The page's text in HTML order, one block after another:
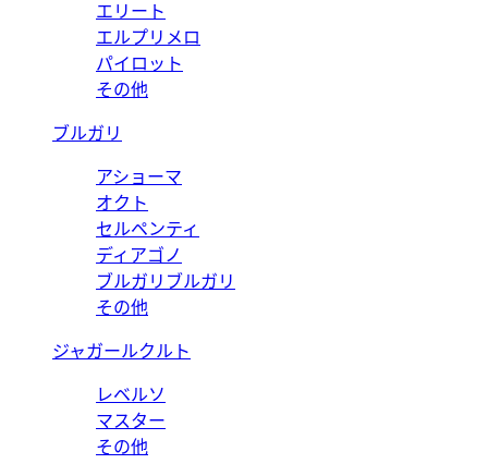
エリート
エルプリメロ
パイロット
その他
ブルガリ
アショーマ
オクト
セルペンティ
ディアゴノ
ブルガリブルガリ
その他
ジャガールクルト
レベルソ
マスター
その他